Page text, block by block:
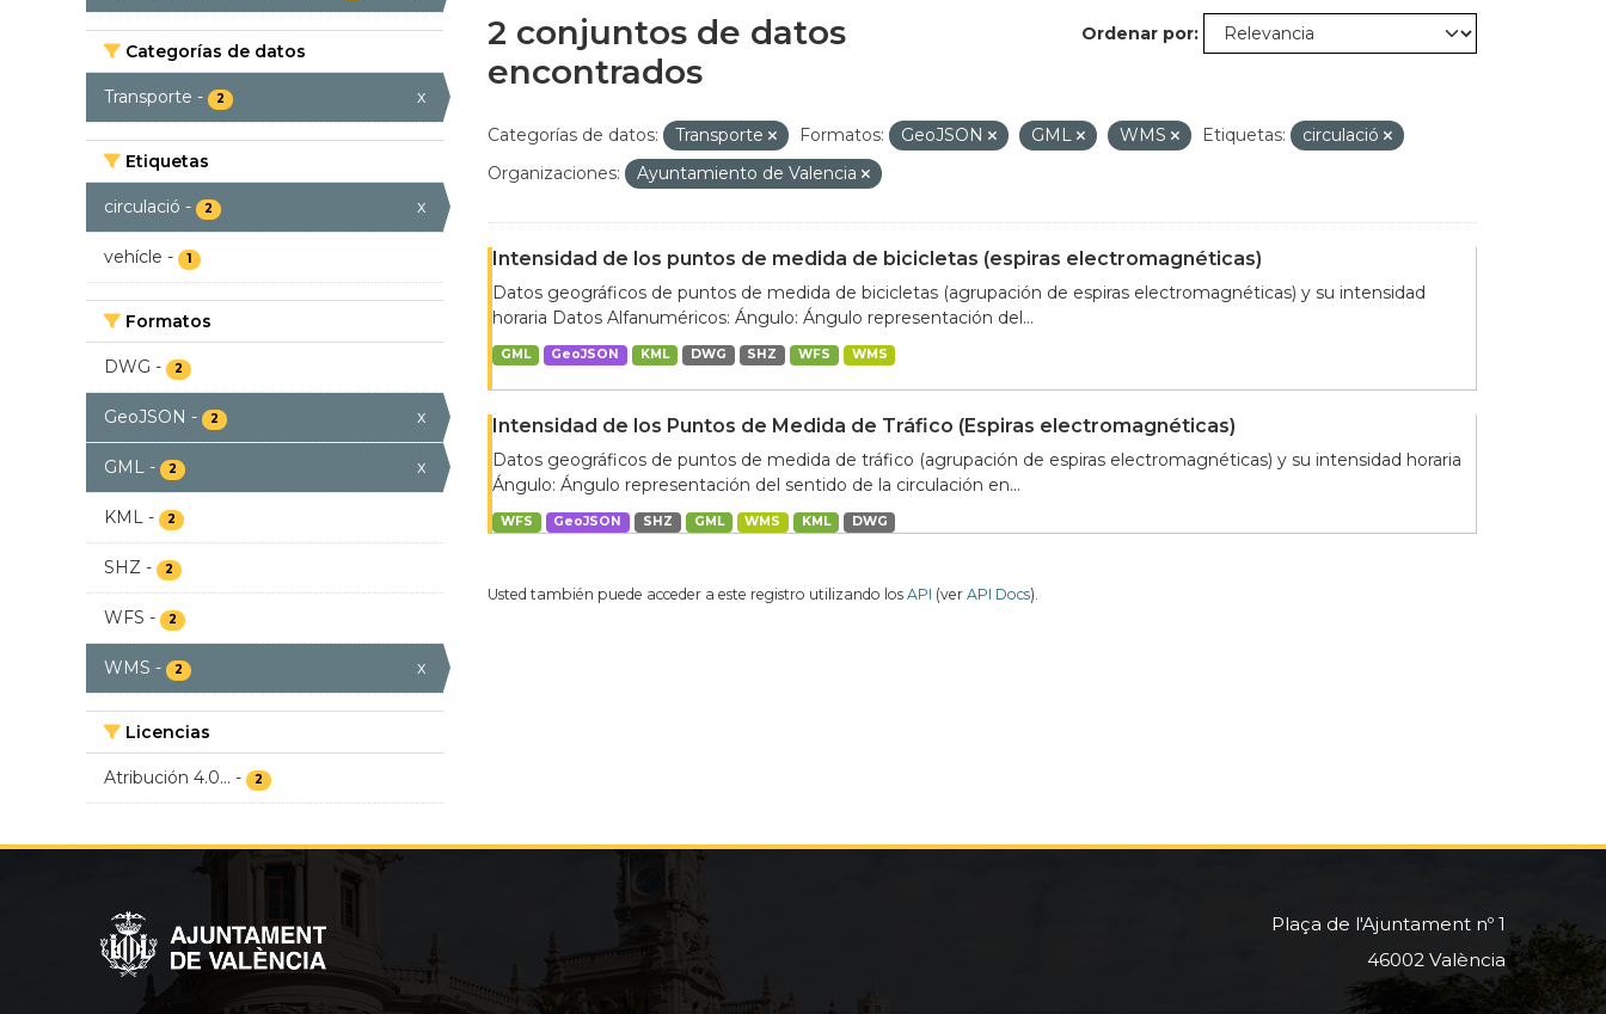
Categorías de datos
Transporte - 2 x
Etiquetas
circulació - 2 x
vehícle - 1
Formatos
DWG - 2
GeoJSON - 2 x
GML - 2 x
KML - 2
SHZ - 2
WFS - 2
WMS - 2 x
Licencias
Atribución 4.0... - 2
Ordenar por
2 conjuntos de datos
encontrados
Categorías de datos: Transporte Formatos: GeoJSON GML WMS Etiquetas:
circulació
Organizaciones:
Ayuntamiento de Valencia
Intensidad de los puntos de medida de bicicletas (espiras electromagnéticas)
Datos geográficos de puntos de medida de bicicletas (agrupación de espiras electromagnéticas) y su intensidad
horaria Datos Alfanuméricos: Ángulo: Ángulo representación del...
GML GeoJSON KML DWG SHZ WFS WMS
Intensidad de los Puntos de Medida de Tráfico (Espiras electromagnéticas)
Datos geográficos de puntos de medida de tráfico (agrupación de espiras electromagnéticas) y su intensidad horaria
Ángulo: Ángulo representación del sentido de la circulación en...
WFS GeoJSON SHZ GML WMS KML DWG
Usted también puede acceder a este registro utilizando los API (ver API Docs).
Plaça de l'Ajuntament nº 1
46002 València